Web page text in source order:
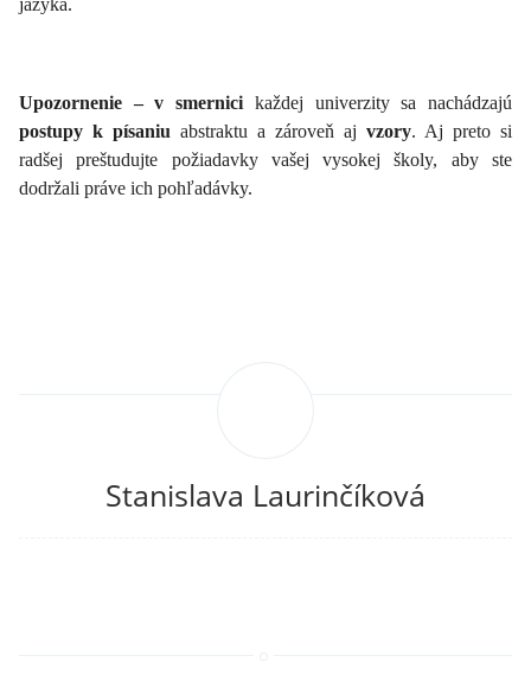
jazyka.
Upozornenie – v smernici každej univerzity sa nachádzajú
postupy k písaniu abstraktu a zároveň aj vzory. Aj preto si
radšej preštudujte požiadavky vašej vysokej školy, aby ste
dodržali práve ich pohľadávky.
Stanislava Laurinčíková